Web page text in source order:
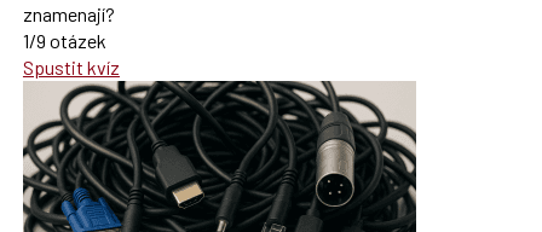
znamenají?
1/9 otázek
Spustit kvíz